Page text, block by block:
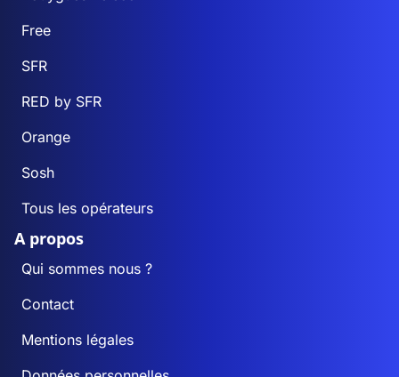
Free
SFR
RED by SFR
Orange
Sosh
Tous les opérateurs
A propos
Qui sommes nous ?
Contact
Mentions légales